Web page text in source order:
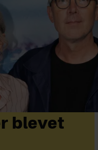
blevet